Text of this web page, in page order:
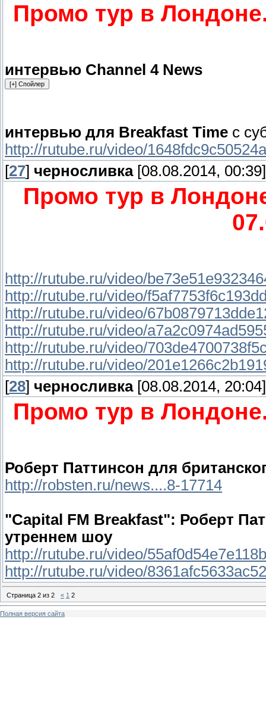
Промо тур в
интервью Channel 4 News
интервью для Breakfast Time с
http://rutube.ru/video/
[27] черносливка[08.08.2014, 00:39]
Промо тур в
http://rutube.ru/video/
http://rutube.ru/video/
http://rutube.ru/video/
http://rutube.ru/video/
http://rutube.ru/video/
http://rutube.ru/video/
[28] черносливка[08.08.2014, 20:04]
Промо тур в
Роберт Паттинсон для
http://robsten.ru/news....8-17714
"Capital FM Breakfast": Роберт
утреннем шоу
http://rutube.ru/video/
http://rutube.ru/video/
Страница 2 из 2 « 1 2
Полная версия сайта